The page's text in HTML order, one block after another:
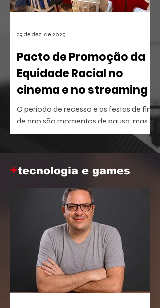
Pacto de Promoção da
Equidade Racial no
cinema e no streaming
O período de recesso e as festas de fim
de ano são momentos de pausa, mas
também oferecem a brecha ideal para
aprofundar o repertório sobre temas
corporativa.
29 de dez. de 2025
+tecnologia e games